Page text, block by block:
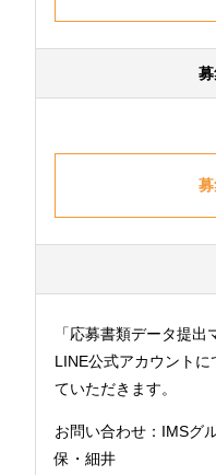
「応募書類データ提出
LINE公式アカウント
ていただきます。
お問い合わせ：IMSグ
保・細井